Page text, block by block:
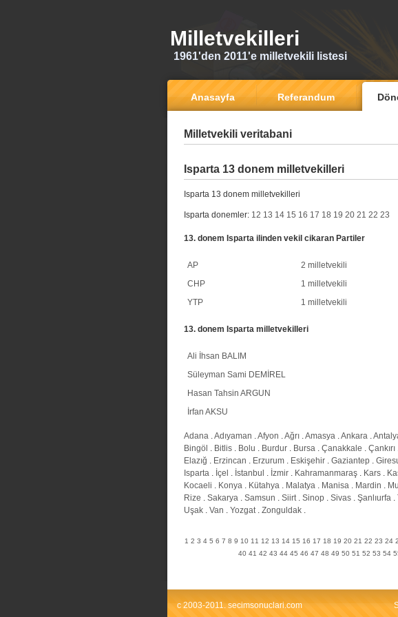
Milletvekilleri
1961'den 2011'e milletvekili listesi
Anasayfa Referandum
Milletvekili veritabani
Isparta 13 donem milletvekilleri
Isparta 13 donem milletvekilleri
Isparta donemler: 12 13 14 15 16 17 18 19 20 21 22 23
13. donem Isparta ilinden vekil cikaran Partiler
AP
2 milletvekili
CHP
1 milletvekili
YTP
1 milletvekili
13. donem Isparta milletvekilleri
Ali İhsan BALIM
Süleyman Sami DEMİREL
Hasan Tahsin ARGUN
İrfan AKSU
Adana .Adıyaman .Afyon .Ağrı .Amasya .Ankara .
Bingöl . Bitlis . Bolu . Burdur . Bursa . Çanakkale . Çankırı
Elazığ . Erzincan . Erzurum . Eskişehir . Gaziantep .
Isparta . İçel . İstanbul . İzmir . Kahramanmaraş . Kars .
Kocaeli . Konya . Kütahya . Malatya . Manisa . Mardin .
Rize . Sakarya . Samsun . Siirt. Sinop . Sivas . Şanlıurfa .
Uşak . Van . Yozgat. Zonguldak .
1 2 3 4 5 6 7 8 9 10 11 12 13 14 15 16 17 18 19 20 21 22 23 24
40 41 42 43 44 45 46 47 48 49 50 51 52 53 54
c 2003-2011. secimsonuclari.com